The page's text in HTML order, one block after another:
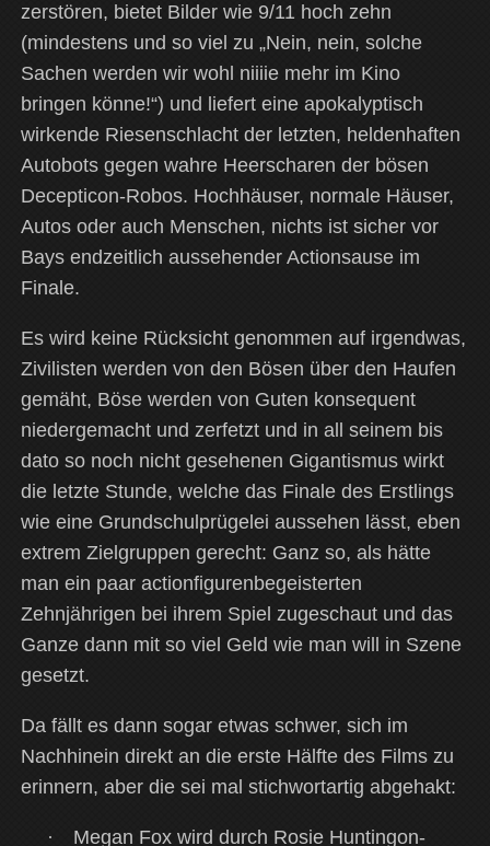
zerstören, bietet Bilder wie 9/11 hoch zehn
(mindestens und so viel zu „Nein, nein, solche
Sachen werden wir wohl niiiie mehr im Kino
bringen könne!“) und liefert eine apokalyptisch
wirkende Riesenschlacht der letzten, heldenhaften
Autobots gegen wahre Heerscharen der bösen
Decepticon-Robos. Hochhäuser, normale Häuser,
Autos oder auch Menschen, nichts ist sicher vor
Bays endzeitlich aussehender Actionsause im
Finale.
Es wird keine Rücksicht genommen auf irgendwas,
Zivilisten werden von den Bösen über den Haufen
gemäht, Böse werden von Guten konsequent
niedergemacht und zerfetzt und in all seinem bis
dato so noch nicht gesehenen Gigantismus wirkt
die letzte Stunde, welche das Finale des Erstlings
wie eine Grundschulprügelei aussehen lässt, eben
extrem Zielgruppen gerecht: Ganz so, als hätte
man ein paar actionfigurenbegeisterten
Zehnjährigen bei ihrem Spiel zugeschaut und das
Ganze dann mit so viel Geld wie man will in Szene
gesetzt.
Da fällt es dann sogar etwas schwer, sich im
Nachhinein direkt an die erste Hälfte des Films zu
erinnern, aber die sei mal stichwortartig abgehakt:
· Megan Fox wird durch Rosie Huntingon-